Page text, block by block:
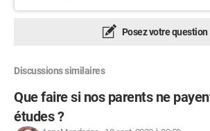
Posez votre question
Discussions similaires
Que faire si nos parents ne
études ?